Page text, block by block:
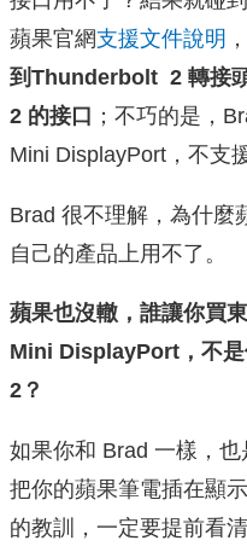
蘋果官網支援文件說明
到Thunderbolt 2 轉接
2 的接口 ；不巧的是，
Mini DisplayPort，不支
Brad 很不理解，為什麼
自己的產品上用不了。
蘋果也沒轍，誰讓你買
Mini DisplayPort，不
2？
如果你和 Brad 一樣，
把你的蘋果筆電插在顯
的教訓，一定要提前看